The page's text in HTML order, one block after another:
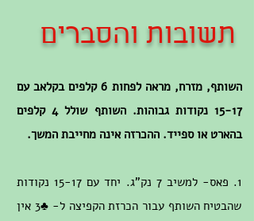
תשובות והסברים
השותף, מזרח, מראה לפחות 6 קלפים בקלאב עם
15-17 נקודות גבוהות. השותף שולל 4 קלפים
בהארט או ספייד. ההכרזה אינה מחייבת המשך.​
1. פאס- למשיב 7 נק"ג. יחד עם 15-17 נקודות
שהבטיח השותף עבור הכרזת הקפיצה ל- ♣3 אין